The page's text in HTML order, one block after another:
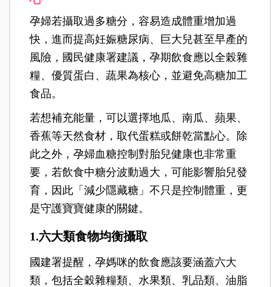
孕婦若攝取過多糖分，容易造成體重增加過
快，進而提高妊娠糖尿病、巨大兒甚至早產的
風險，國民健康署建議，孕期飲食應以全榖雜
糧、優質蛋白、蔬果為核心，並避免高糖加工
食品。
若想補充能量，可以選擇地瓜、南瓜、蘋果、
香蕉等天然食材，取代蛋糕或餅乾當點心。除
此之外，孕婦血糖控制對胎兒健康也非常重
要，若飲食中糖分波動過大，可能影響胎兒發
育，因此「減少隱藏糖」不只是控制體重，更
是守護寶寶健康的關鍵。
1.六大類食物均衡攝取
國建署提醒，孕媽咪的飲食應該要涵蓋六大
類，包括全穀雜糧類、水果類、乳品類、油脂